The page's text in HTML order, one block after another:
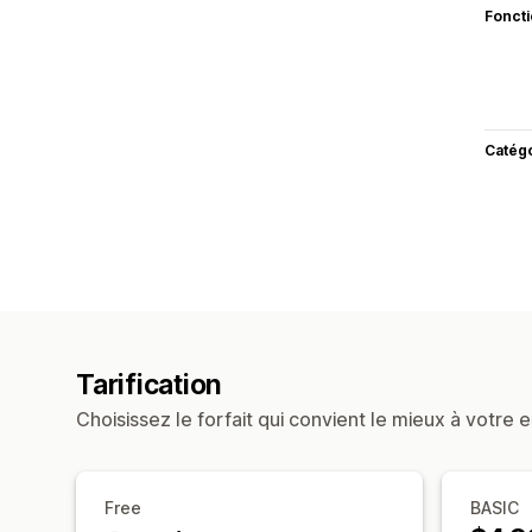
Tarification
Choisissez le forfait qui convient le mieux à votre
Free BASIC